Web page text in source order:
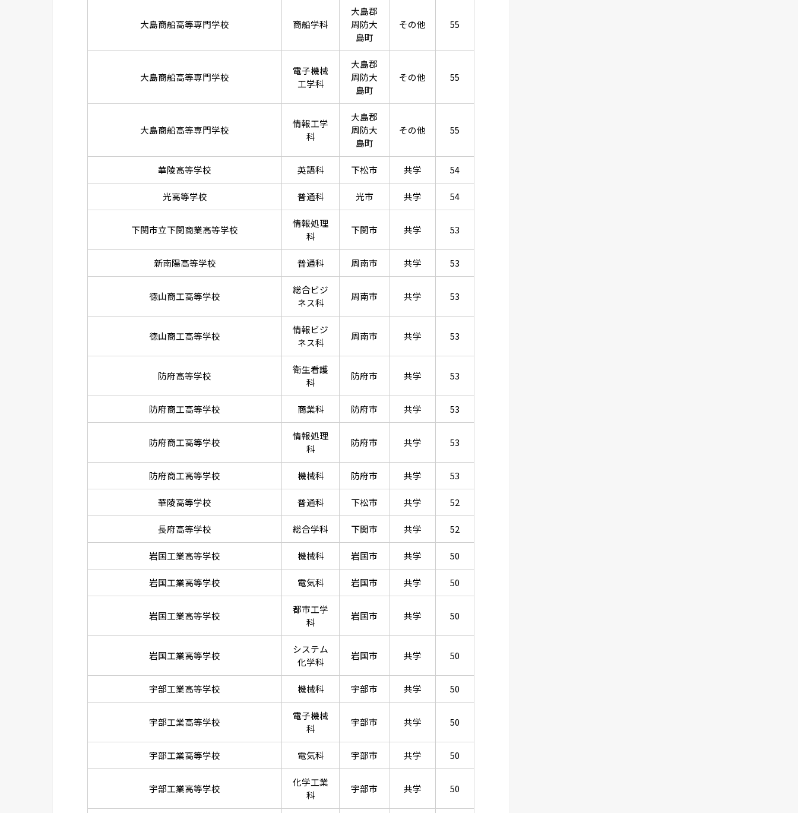
大島商船高等専門学校 商船学科
大島郡
周防大
島町
その他 55
大島商船高等専門学校
電子機械
工学科
大島郡
周防大
島町
その他 55
大島商船高等専門学校
情報工学
科
大島郡
周防大
島町
その他 55
華陵高等学校 英語科 下松市 共学 54
光高等学校 普通科 光市 共学 54
下関市立下関商業高等学校
情報処理
科
下関市 共学 53
新南陽高等学校 普通科 周南市 共学 53
徳山商工高等学校
総合ビジ
ネス科
周南市 共学 53
徳山商工高等学校
情報ビジ
ネス科
周南市 共学 53
防府高等学校
衛生看護
科
防府市 共学 53
防府商工高等学校 商業科 防府市 共学 53
防府商工高等学校
情報処理
科
防府市 共学 53
防府商工高等学校 機械科 防府市 共学 53
華陵高等学校 普通科 下松市 共学 52
長府高等学校 総合学科 下関市 共学 52
岩国工業高等学校 機械科 岩国市 共学 50
岩国工業高等学校 電気科 岩国市 共学 50
岩国工業高等学校
都市工学
科
岩国市 共学 50
岩国工業高等学校
システム
化学科
岩国市 共学 50
宇部工業高等学校 機械科 宇部市 共学 50
宇部工業高等学校
電子機械
科
宇部市 共学 50
宇部工業高等学校 電気科 宇部市 共学 50
宇部工業高等学校
化学工業
科
宇部市 共学 50